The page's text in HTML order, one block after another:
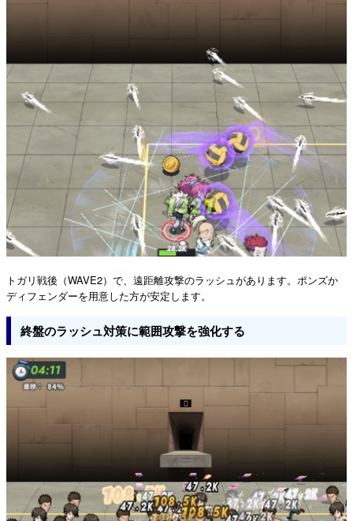
トガリ戦後（WAVE2）で、遠距離攻撃のラッシュがあります。ポンズか
ディフェンダーを用意した方が安定します。
終盤のラッシュ対策に範囲攻撃を強化する